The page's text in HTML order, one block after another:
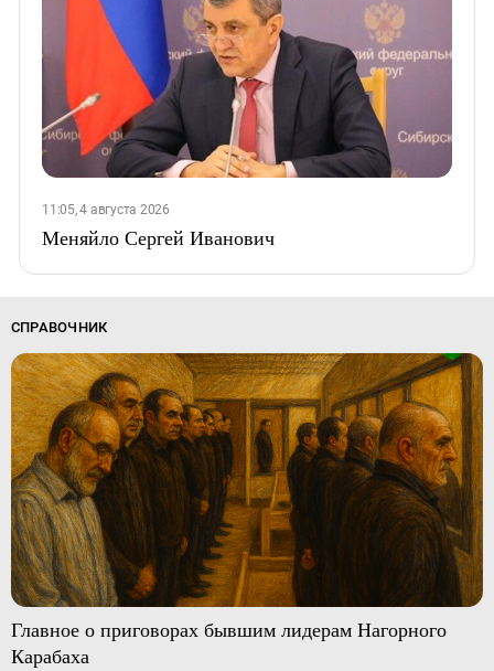
11:05, 4 августа 2026
Меняйло Сергей Иванович
СПРАВОЧНИК
Главное о приговорах бывшим лидерам Нагорного
Карабаха